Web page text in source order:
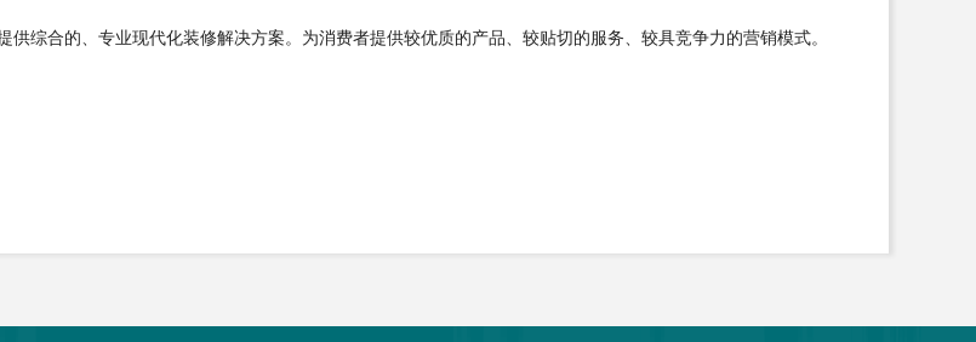
综合的、专业现代化装修解决方案。为消费者提供较优质的产品、较贴切的服务、较具竞争力的营销模式。